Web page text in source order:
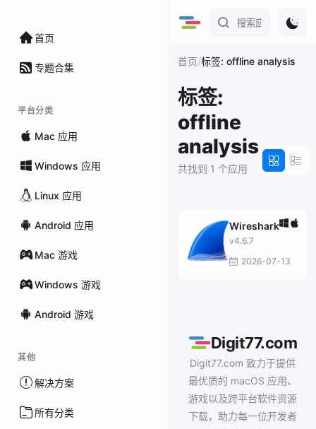
首页
专题合集
平台分类
Mac 应用
Windows 应用
Linux 应用
Android 应用
Mac 游戏
Windows 游戏
Android 游戏
其他
解决方案
所有分类
首页/标签: offline analysis
标签:
offline
analysis
共找到 1 个应用
Wireshark
v4.6.7
2026-07-13
Digit77.com
Digit77.com 致力于提供
最优质的 macOS 应用、
游戏以及跨平台软件资源
下载，助力每一位开发者